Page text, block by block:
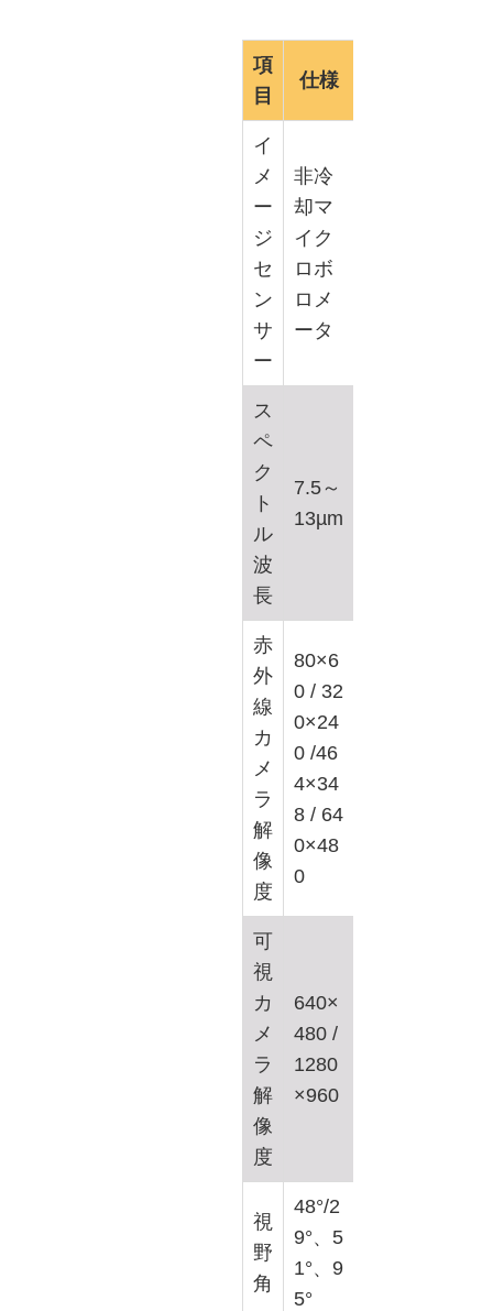
項
目
仕様
イ
メ
ー
ジ
セ
ン
サ
ー
非冷
却マ
イク
ロボ
ロメ
ータ
ス
ペ
ク
ト
ル
波
長
7.5～
13µm
赤
外
線
カ
メ
ラ
解
像
度
80×6
0 / 32
0×24
0 /46
4×34
8 / 64
0×48
0
可
視
カ
メ
ラ
解
像
度
640×
480 /
1280
×960
視
野
角
48°/2
9°、5
1°、9
5°